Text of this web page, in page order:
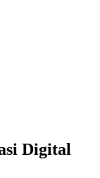
Digital